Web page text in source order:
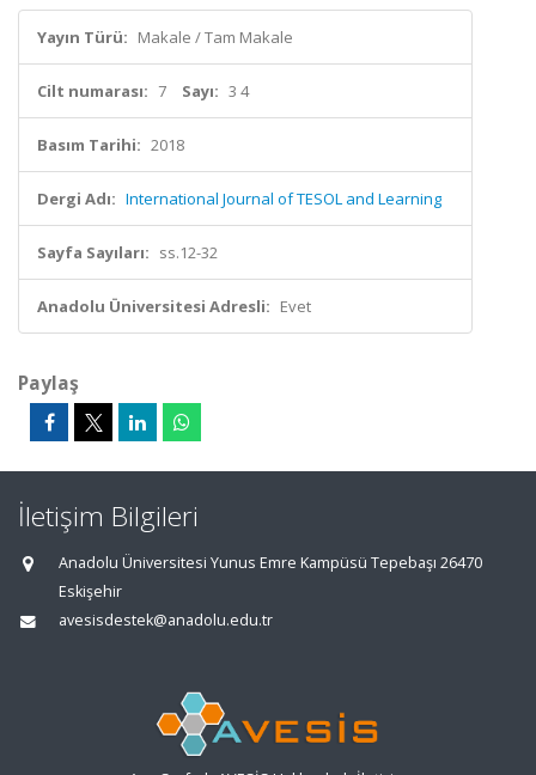
Yayın Türü: Makale / Tam Makale
Cilt numarası: 7 Sayı: 3 4
Basım Tarihi: 2018
Dergi Adı: International Journal of TESOL and Learning
Sayfa Sayıları: ss.12-32
Anadolu Üniversitesi Adresli: Evet
Paylaş
İletişim Bilgileri
Anadolu Üniversitesi Yunus Emre Kampüsü Tepebaşı 26470
Eskişehir
avesisdestek@anadolu.edu.tr